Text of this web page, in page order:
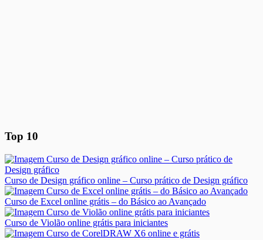
Top 10
Curso de Design gráfico online – Curso prático de Design gráfico
Curso de Excel online grátis – do Básico ao Avançado
Curso de Violão online grátis para iniciantes